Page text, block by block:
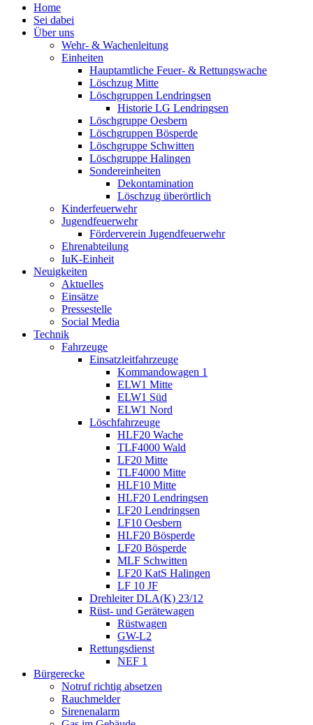
Home
Sei dabei
Über uns
Wehr- & Wachenleitung
Einheiten
Hauptamtliche Feuer- & Rettungswache
Löschzug Mitte
Löschgruppen Lendringsen
Historie LG Lendringsen
Löschgruppe Oesbern
Löschgruppen Bösperde
Löschgruppe Schwitten
Löschgruppe Halingen
Sondereinheiten
Dekontamination
Löschzug überörtlich
Kinderfeuerwehr
Jugendfeuerwehr
Förderverein Jugendfeuerwehr
Ehrenabteilung
IuK-Einheit
Neuigkeiten
Aktuelles
Einsätze
Pressestelle
Social Media
Technik
Fahrzeuge
Einsatzleitfahrzeuge
Kommandowagen 1
ELW1 Mitte
ELW1 Süd
ELW1 Nord
Löschfahrzeuge
HLF20 Wache
TLF4000 Wald
LF20 Mitte
TLF4000 Mitte
HLF10 Mitte
HLF20 Lendringsen
LF20 Lendringsen
LF10 Oesbern
HLF20 Bösperde
LF20 Bösperde
MLF Schwitten
LF20 KatS Halingen
LF 10 JF
Drehleiter DLA(K) 23/12
Rüst- und Gerätewagen
Rüstwagen
GW-L2
Rettungsdienst
NEF 1
Bürgerecke
Notruf richtig absetzen
Rauchmelder
Sirenenalarm